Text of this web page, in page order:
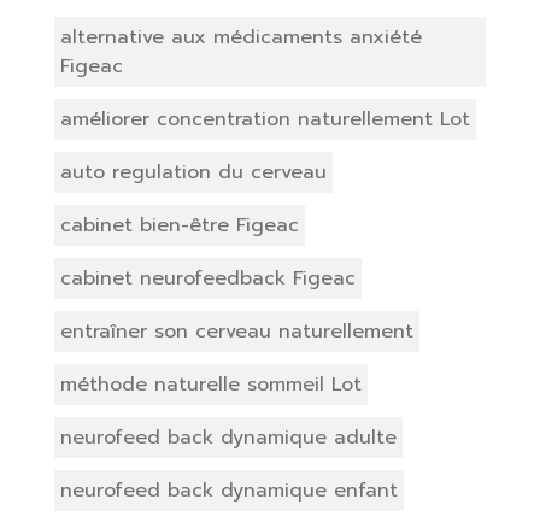
alternative aux médicaments anxiété
Figeac
améliorer concentration naturellement Lot
auto regulation du cerveau
cabinet bien-être Figeac
cabinet neurofeedback Figeac
entraîner son cerveau naturellement
méthode naturelle sommeil Lot
neurofeed back dynamique adulte
neurofeed back dynamique enfant